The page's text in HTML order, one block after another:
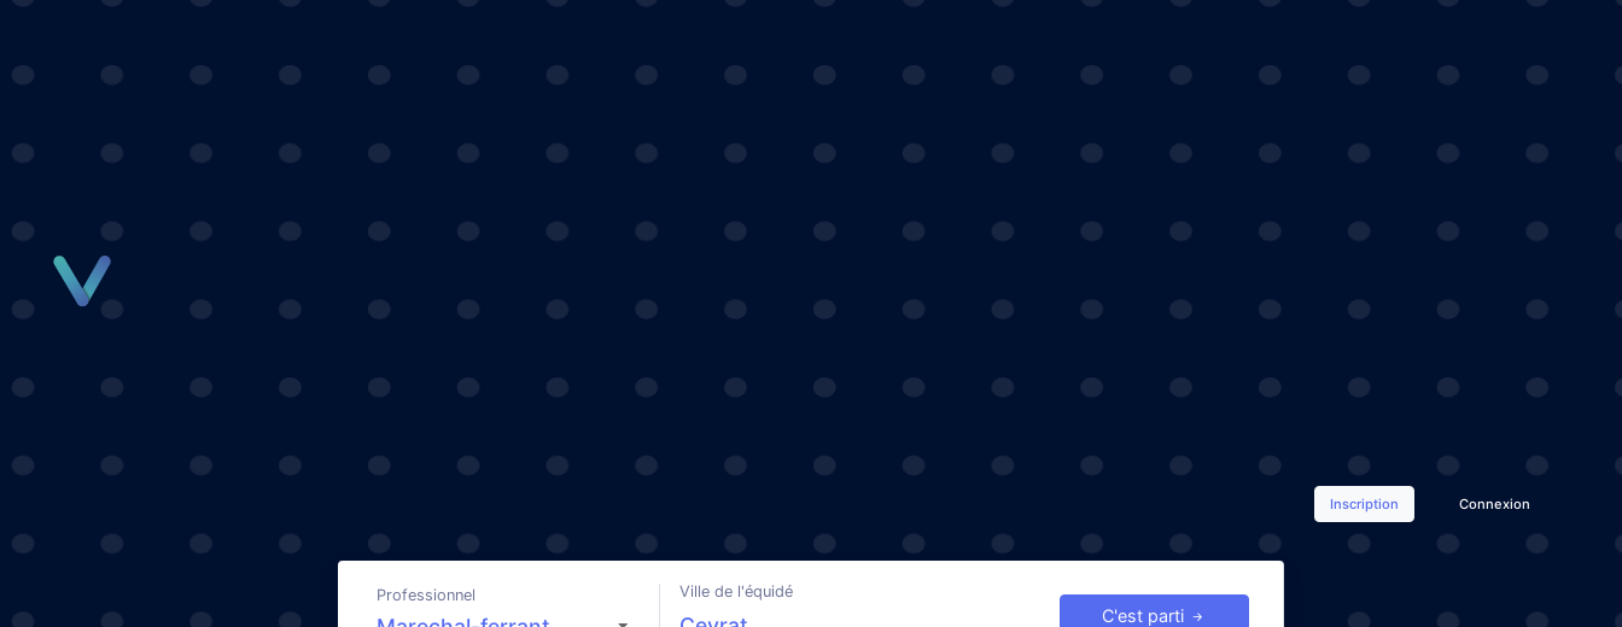
Inscription Connexion
Professionnel Ville de l'équidé
C'est parti